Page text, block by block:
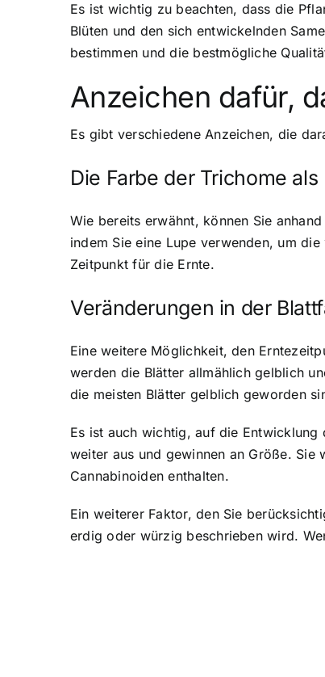
Es ist wichtig zu beachten, dass die
Blüten und den sich entwickelnden
bestimmen und die bestmögliche
Anzeichen dafür,
Es gibt verschiedene Anzeichen, die
Die Farbe der Trichome
Wie bereits erwähnt, können Sie
indem Sie eine Lupe verwenden, um
Zeitpunkt für die Ernte.
Veränderungen in der
Eine weitere Möglichkeit, den
werden die Blätter allmählich gelblich
die meisten Blätter gelblich geworden
Es ist auch wichtig, auf die Entwicklung
weiter aus und gewinnen an Größe.
Cannabinoiden enthalten.
Ein weiterer Faktor, den Sie
erdig oder würzig beschrieben wird.